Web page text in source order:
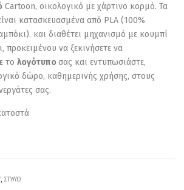
Cartoon, οικολογικό με χάρτινο κορμό. Τα
κατασκευασμένα από PLA (100%
και διαθέτει μηχανισμό με κουμπί
προκειμένου να ξεκινήσετε να
το λογότυποσας και εντυπωσιάστε,
δώρο, καθημερινής χρήσης, στους
σας.
, ΣΤΥΛΌ